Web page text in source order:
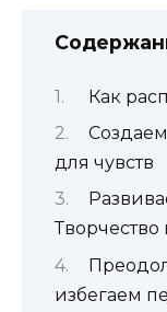
Как
для чувств
Творчество
избегаем